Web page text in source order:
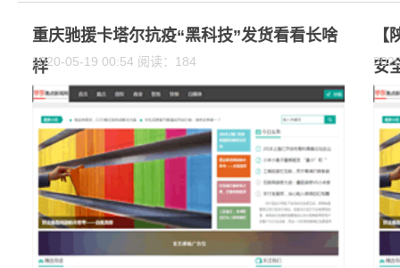
重庆驰援卡塔尔抗疫“黑科技”发货看看长啥
样
2020-05-19 00:54 阅读：184
安